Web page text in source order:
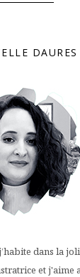
DAURES
dans la
et j'aime